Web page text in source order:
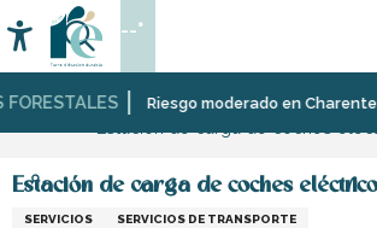
au
contenu
principal
Riesgo moderado en
Accessibilité
Buscar
--°
Página Web InfórmeseTiendas
Estación de carga de coches
SERVICIOS
SERVICIOS DE TRANSPORTE